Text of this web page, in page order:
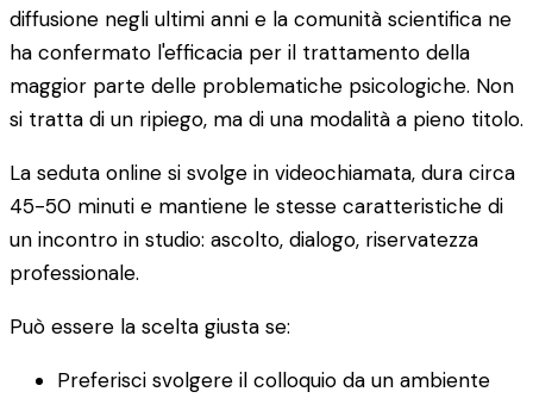
diffusione negli ultimi anni e la comunità scientifica ne
ha confermato l'efficacia per il trattamento della
maggior parte delle problematiche psicologiche. Non
si tratta di un ripiego, ma di una modalità a pieno titolo.
La seduta online si svolge in videochiamata, dura circa
45-50 minuti e mantiene le stesse caratteristiche di
un incontro in studio: ascolto, dialogo, riservatezza
professionale.
Può essere la scelta giusta se:
Preferisci svolgere il colloquio da un ambiente